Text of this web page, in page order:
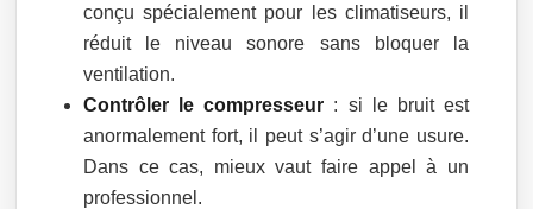
conçu spécialement pour les climatiseurs, il
réduit le niveau sonore sans bloquer la
ventilation.
Contrôler le compresseur : si le bruit est
anormalement fort, il peut s’agir d’une usure.
Dans ce cas, mieux vaut faire appel à un
professionnel.